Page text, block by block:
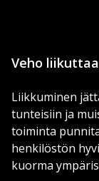
Veho
Liikkuminen
tunteisiin ja
toiminta
henkilöstön
kuorma